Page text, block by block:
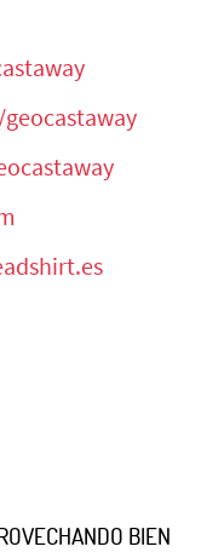
BIEN